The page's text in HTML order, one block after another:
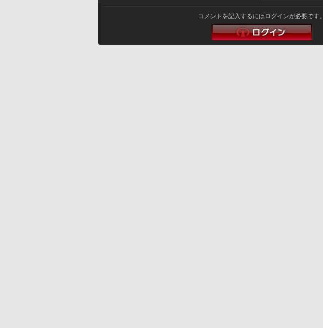
コメントを記入するにはログインが必要です。